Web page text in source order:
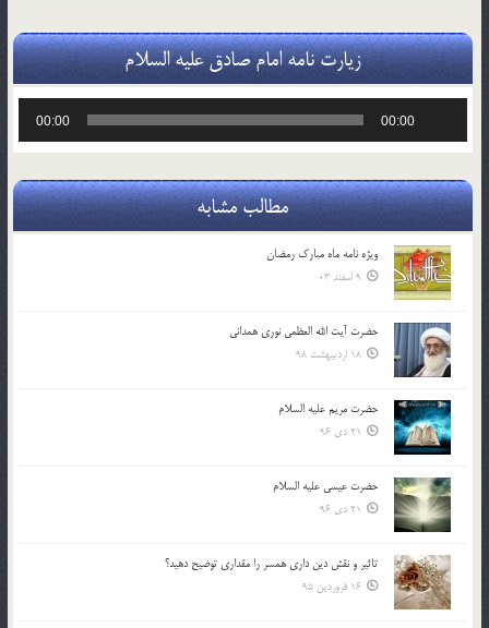
زیارت نامه امام صادق علیه السلام
00:00
00:00
مطالب مشابه
ویژه نامه ماه مبارک رمضان
9 اسفند 03
حضرت آیت الله العظمی نوری همدانی
18 اردیبهشت 98
حضرت مریم علیه السلام
21 دی 96
حضرت عیسی علیه السلام
21 دی 96
تاثير و نقش دين داري همسر را مقداري توضيح دهيد؟
16 فروردین 95